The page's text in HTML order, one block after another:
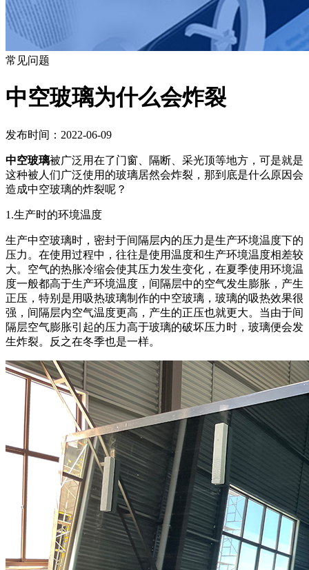
常见问题
中空玻璃为什么会炸裂
发布时间：2022-06-09
中空玻璃被广泛用在了门窗、隔断、采光顶等地方，可是就是
这种被人们广泛使用的玻璃居然会炸裂，那到底是什么原因会
造成中空玻璃的炸裂呢？
1.生产时的环境温度
生产中空玻璃时，密封于间隔层内的压力是生产环境温度下的
压力。在使用过程中，往往是使用温度和生产环境温度相差较
大。空气的热胀冷缩会使其压力发生变化，在夏季使用环境温
度一般都高于生产环境温度，间隔层中的空气发生膨胀，产生
正压，特别是用吸热玻璃制作的中空玻璃，玻璃的吸热效果很
强，间隔层内空气温度更高，产生的正压也就更大。当由于间
隔层空气膨胀引起的压力高于玻璃的破坏压力时，玻璃便会发
生炸裂。反之在冬季也是一样。